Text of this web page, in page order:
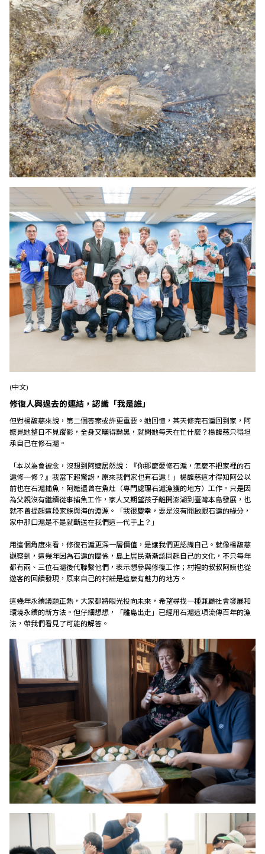
(中文)
修復人與過去的連結，認識「我是誰」
但對楊馥慈來說，第二個答案或許更重要。她回憶，某天修完石滬回到家，阿
嬤見她整日不見蹤影，全身又曬得黝黑，就問她每天在忙什麼？楊馥慈只得坦
承自己在修石滬。
「本以為會被念，沒想到阿嬤居然說：『你那麼愛修石滬，怎麼不把家裡的石
滬修一修？』我當下超驚訝，原來我們家也有石滬！」楊馥慈這才得知阿公以
前也在石滬捕魚，阿嬤還曾在魚灶（專門處理石滬漁獲的地方）工作。只是因
為父親沒有繼續從事捕魚工作，家人又期望孩子離開澎湖到臺灣本島發展，也
就不曾提起這段家族與海的淵源。「我很慶幸，要是沒有開啟跟石滬的緣分，
家中那口滬是不是就斷送在我們這一代手上？」
用這個角度來看，修復石滬更深一層價值，是讓我們更認識自己。就像楊馥慈
觀察到，這幾年因為石滬的關係，島上居民漸漸認同起自己的文化，不只每年
都有兩、三位石滬後代聯繫他們，表示想參與修復工作；村裡的叔叔阿姨也從
遊客的回饋發現，原來自己的村莊是這麼有魅力的地方。
這幾年永續議題正熱，大家都將眼光投向未來，希望尋找一種兼顧社會發展和
環境永續的新方法。但仔細想想，「離島出走」已經用石滬這項流傳百年的漁
法，帶我們看見了可能的解答。